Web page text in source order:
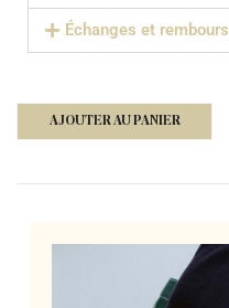
Échanges et
AJOUTER AU PANIER